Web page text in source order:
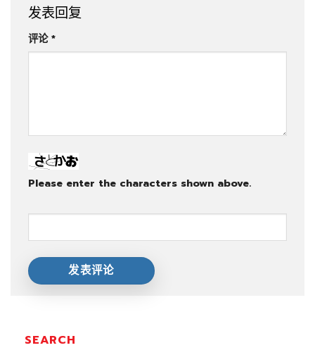
SEARCH
发表回复
评论*
Please enter the characters shown above.